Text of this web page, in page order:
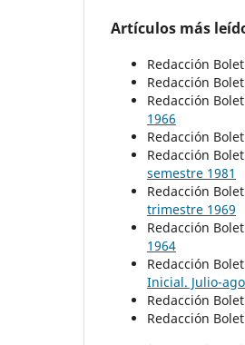
Artículos más
Redacción
Redacción
Redacción
1966
Redacción
Redacción
semestre 1981
Redacción
trimestre 1969
Redacción
1964
Redacción
Inicial. Julio-
Redacción
Redacción